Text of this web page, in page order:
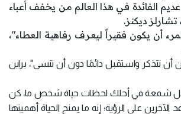
الفائدة في هذا العالم من يخفف أعباء
ديكنز.
أن يكون فقيراً ليعرف رفاهية العطاء"،
أن تتذكر واستقبل دائمًا دون أن تنسى"، براين
شمعة في أحلك لحظات حياة شخص ما، كن
الآخرين على الرؤية؛ إنه ما يمنح الحياة أهميتها